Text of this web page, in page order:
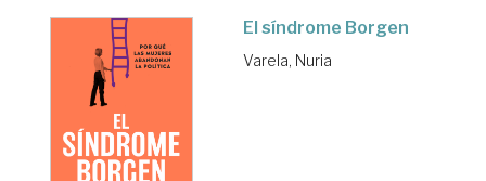
El síndrome Borgen
Varela, Nuria